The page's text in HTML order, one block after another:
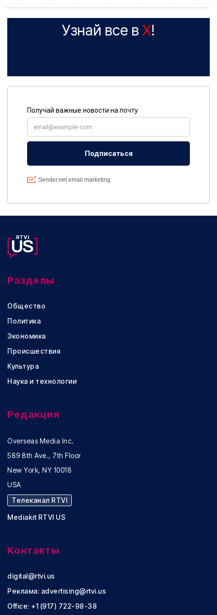
Узнай все в X!
Разделы
Общество
Политика
Экономика
Происшествия
Культура
Наука и технологии
Редакция
Overseas Media Inc.
589 8th Ave., 7th Floor
New York, NY 10018
USA
Телеканал RTVI
Mediakit RTVI US
Контакты
digital@rtvi.us
Реклама: advertising@rtvi.us
Office: +1 (917) 722-98-38